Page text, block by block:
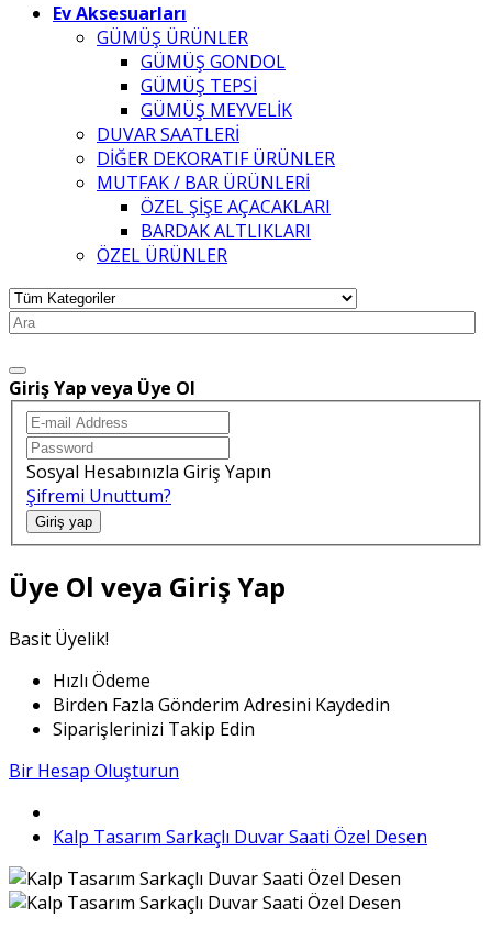
Ev Aksesuarları
GÜMÜŞ ÜRÜNLER
GÜMÜŞ GONDOL
GÜMÜŞ TEPSİ
GÜMÜŞ MEYVELİK
DUVAR SAATLERİ
DİĞER DEKORATIF ÜRÜNLER
MUTFAK / BAR ÜRÜNLERİ
ÖZEL ŞİŞE AÇACAKLARI
BARDAK ALTLIKLARI
ÖZEL ÜRÜNLER
Giriş Yap veya Üye Ol
Sosyal Hesabınızla Giriş Yapın
Şifremi Unuttum?
Giriş yap
Üye Ol veya Giriş Yap
Basit Üyelik!
Hızlı Ödeme
Birden Fazla Gönderim Adresini Kaydedin
Siparişlerinizi Takip Edin
Bir Hesap Oluşturun
Kalp Tasarım Sarkaçlı Duvar Saati Özel Desen